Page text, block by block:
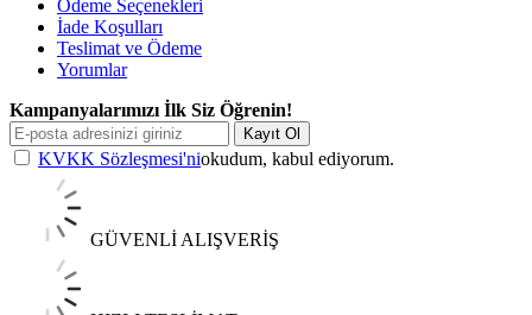
Ödeme Seçenekleri
İade Koşulları
Teslimat ve Ödeme
Yorumlar
Kampanyalarımızı İlk Siz Öğrenin!
Kayıt Ol
KVKK Sözleşmesi'niokudum, kabul ediyorum.
GÜVENLİ ALIŞVERİŞ